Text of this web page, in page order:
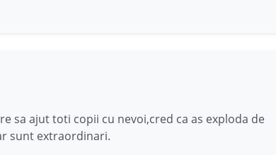
sa ajut toti copii cu nevoi,cred ca as exploda de
sunt extraordinari.